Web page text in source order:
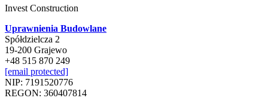
Invest Construction
Uprawnienia Budowlane
Spółdzielcza 2
19-200 Grajewo
+48 515 870 249
[email protected]
NIP: 7191520776
REGON: 360407814